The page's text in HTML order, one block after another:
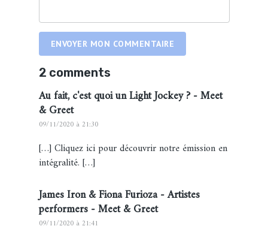
ENVOYER MON COMMENTAIRE
2 comments
Au fait, c'est quoi un Light Jockey ? - Meet
& Greet
09/11/2020 à 21:30
[…] Cliquez ici pour découvrir notre émission en
intégralité. […]
James Iron & Fiona Furioza - Artistes
performers - Meet & Greet
09/11/2020 à 21:41